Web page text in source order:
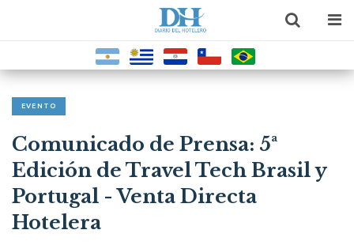
EVENTO
Comunicado de Prensa: 5ª
Edición de Travel Tech Brasil y
Portugal - Venta Directa
Hotelera